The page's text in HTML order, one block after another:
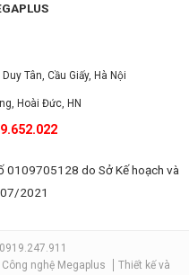
Tân, Cầu Giấy, Hà Nội
Hoài Đức, HN
0109705128 do Sở Kế hoạch và
2021
nghệ Megaplus
Thiết kế và